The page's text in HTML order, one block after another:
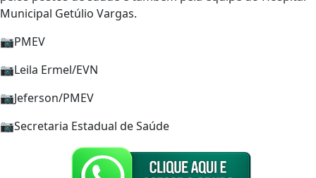
Municipal Getúlio Vargas.
📷PMEV
📷Leila Ermel/EVN
📷Jeferson/PMEV
📷Secretaria Estadual de Saúde